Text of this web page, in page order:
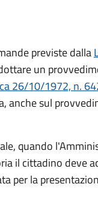
previste dalla
un
26/10/1972, n.
anche sul
quando
il cittadino deve
per la